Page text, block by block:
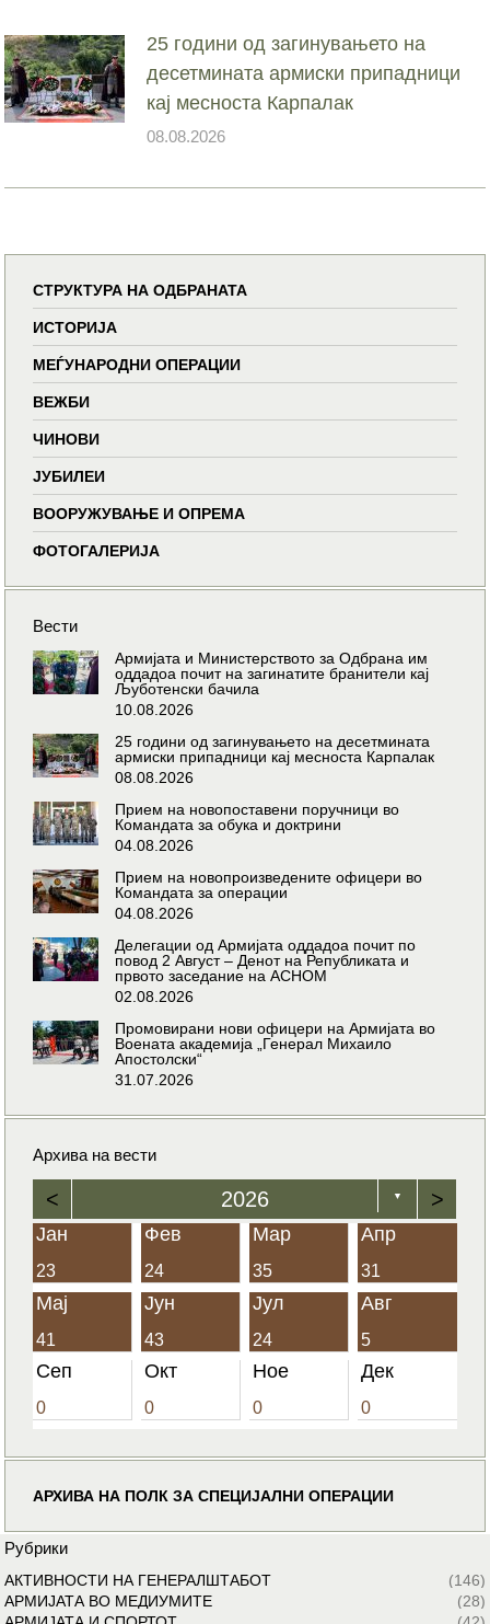
25 години од загинувањето на
десетмината армиски припадници
кај месноста Карпалак
08.08.2026
СТРУКТУРА НА ОДБРАНАТА
ИСТОРИЈА
МЕЃУНАРОДНИ ОПЕРАЦИИ
ВЕЖБИ
ЧИНОВИ
ЈУБИЛЕИ
ВООРУЖУВАЊЕ И ОПРЕМА
ФОТОГАЛЕРИЈА
Вести
Армијата и Министерството за Одбрана им
оддадоа почит на загинатите бранители кај
Љуботенски бачила
10.08.2026
25 години од загинувањето на десетмината
армиски припадници кај месноста Карпалак
08.08.2026
Прием на новопоставени поручници во
Командата за обука и доктрини
04.08.2026
Прием на новопроизведените офицери во
Командата за операции
04.08.2026
Делегации од Армијата оддадоа почит по
повод 2 Август – Денот на Републиката и
првото заседание на АСНОМ
02.08.2026
Промовирани нови офицери на Армијата во
Воената академија „Генерал Михаило
Апостолски“
31.07.2026
Архива на вести
< 2026 ▼ >
Јан
23
Фев
24
Мар
35
Апр
31
Мај
41
Јун
43
Јул
24
Авг
5
Сеп
0
Окт
0
Ное
0
Дек
0
АРХИВА НА ПОЛК ЗА СПЕЦИЈАЛНИ ОПЕРАЦИИ
Рубрики
АКТИВНОСТИ НА ГЕНЕРАЛШТАБОТ
(146)
АРМИЈАТА ВО МЕДИУМИТЕ
(28)